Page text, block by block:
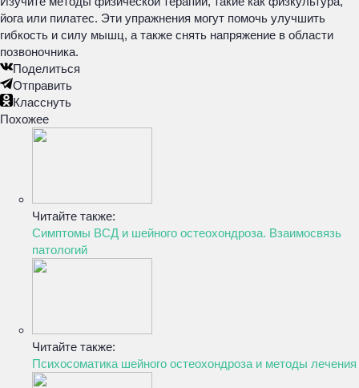
йога или пилатес. Эти упражнения могут помочь улучшить
гибкость и силу мышц, а также снять напряжение в области
позвоночника.
Поделиться
Отправить
Класснуть
Похожее
Читайте также:
Симптомы ВСД и шейного остеохондроза. Взаимосвязь
патологий
Читайте также:
Психосоматика шейного остеохондроза и методы лечения